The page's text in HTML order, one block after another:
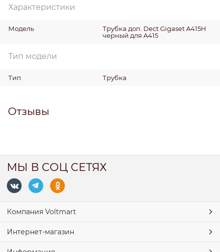
Характеристики
Модель
Трубка доп. Dect Gigaset A415H
черный для A415
Тип модели
Тип Трубка
Отзывы
МЫ В СОЦ СЕТЯХ
Компания Voltmart
Интернет-магазин